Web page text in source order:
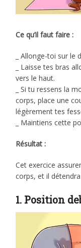
Ce qu’il faut faire :
_ Allonge-toi sur
_ Laisse tes bras
vers le haut.
_ Si tu ressens la
corps, place une
légèrement tes
_ Maintiens cette
Résultat :
Cet exercice
corps, et il
1. Position